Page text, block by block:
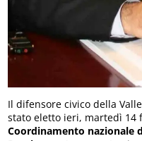
Il difensore civico della Valle
stato eletto ieri, martedì
Coordinamento nazionale